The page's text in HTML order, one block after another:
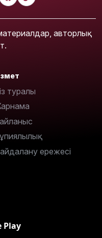
авторлық
туралы
ережесі
Play